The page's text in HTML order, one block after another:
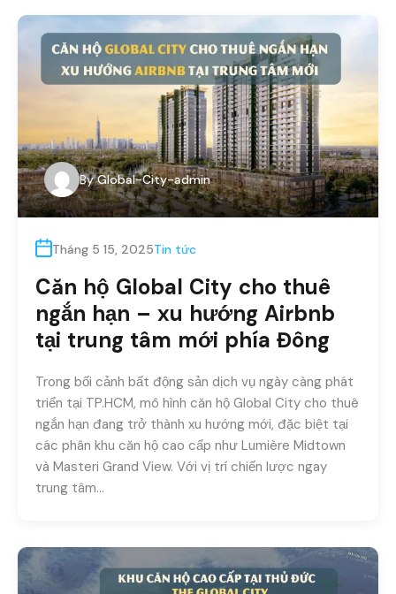
By Global-City-admin
Tháng 5 15, 2025Tin tức
Căn hộ Global City cho thuê
ngắn hạn – xu hướng Airbnb
tại trung tâm mới phía Đông
Trong bối cảnh bất động sản dịch vụ ngày càng phát
triển tại TP.HCM, mô hình căn hộ Global City cho thuê
ngắn hạn đang trở thành xu hướng mới, đặc biệt tại
các phân khu căn hộ cao cấp như Lumière Midtown
và Masteri Grand View. Với vị trí chiến lược ngay
trung tâm…